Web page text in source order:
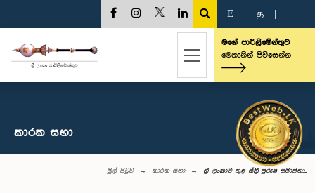
E த
මගේ පාර්ලිමේන්තුව
මෙතැනින් පිවිසෙන්න
කාරක සභා
මුල් පිටුව කාරක සභා ශ්‍රී ලංකාව තුළ ස්ත්‍රී-පුරුෂ සමාජභා...